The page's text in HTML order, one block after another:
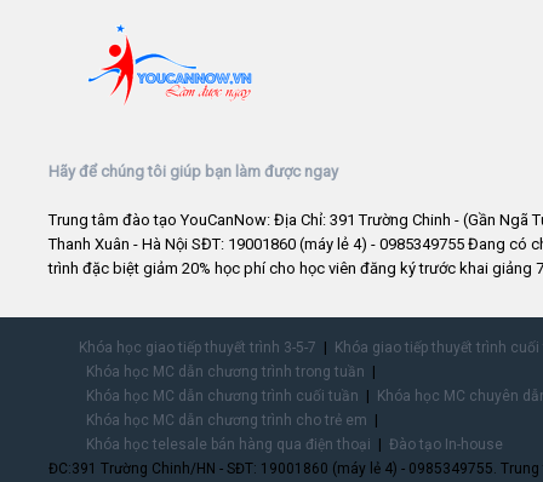
Hãy để chúng tôi giúp bạn làm được ngay
Trung tâm đào tạo YouCanNow: Địa Chỉ: 391 Trường Chinh - (Gần Ngã
Thanh Xuân - Hà Nội SĐT: 19001860 (máy lẻ 4) - 0985349755 Đang có
trình đặc biệt giảm 20% học phí cho học viên đăng ký trước khai giảng
Khóa học giao tiếp thuyết trình 3-5-7
Khóa giao tiếp thuyết trình
Khóa học MC dẫn chương trình trong tuần
Khóa học MC dẫn chương trình cuối tuần
Khóa học MC chuyên
Khóa học MC dẫn chương trình cho trẻ em
Khóa học telesale bán hàng qua điện thoại
Đào tạo In-house
ĐC:391 Trường Chinh/HN - SĐT: 19001860 (máy lẻ 4) - 0985349755.